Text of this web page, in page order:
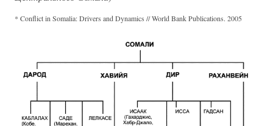
* Conflict in Somalia: Drivers and Dynamics // World Bank Publications. 2005